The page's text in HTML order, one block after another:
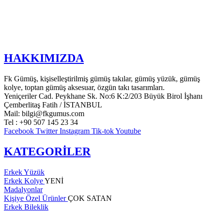
HAKKIMIZDA
Fk Gümüş, kişiselleştirilmiş gümüş takılar, gümüş yüzük, gümüş
kolye, toptan gümüş aksesuar, özgün takı tasarımları.
Yeniçeriler Cad. Peykhane Sk. No:6 K:2/203 Büyük Birol İşhanı
Çemberlitaş Fatih / İSTANBUL
Mail: bilgi@fkgumus.com
Tel : +90 507 145 23 34
Facebook Twitter Instagram Tik-tokYoutube
KATEGORİLER
Erkek Yüzük
Erkek KolyeYENİ
Madalyonlar
Kişiye Özel ÜrünlerÇOK SATAN
Erkek Bileklik